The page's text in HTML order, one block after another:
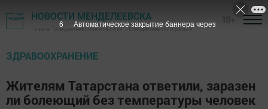
НОВОСТИ МЕНДЕЛЕЕВСКА
Газета "Менделеевские новости" - Менделеевский район
ЗДРАВООХРАНЕНИЕ
Жителям Татарстана ответили, заразен
ли болеющий без температуры человек
5 Автоматическое закрытие баннера через